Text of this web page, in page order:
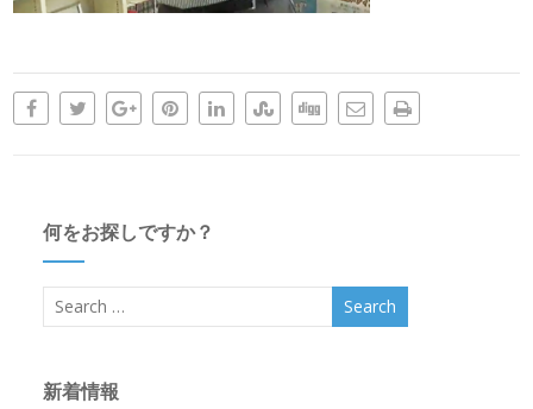
何をお探しですか？
新着情報